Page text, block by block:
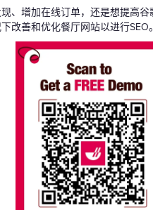
、增加在线订单，还是想提高
改善和优化餐厅网站以进行SEO